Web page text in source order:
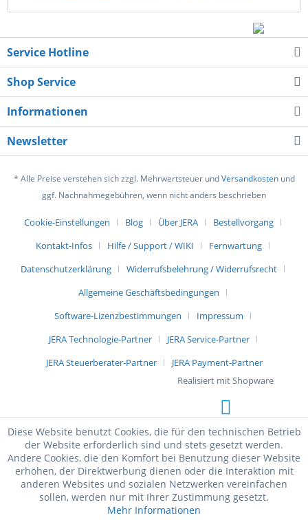
Service Hotline
Shop Service
Informationen
Newsletter
* Alle Preise verstehen sich zzgl. Mehrwertsteuer undVersandkostenund
ggf. Nachnahmegebühren, wenn nicht anders beschrieben
Cookie-Einstellungen Blog Über JERA
Bestellvorgang
Kontakt-Infos
Hilfe / Support / WIKI
Fernwartung
Datenschutzerklärung
Widerrufsbelehrung / Widerrufsrecht
Allgemeine Geschäftsbedingungen
Software-Lizenzbestimmungen
Impressum
JERA Technologie-Partner
JERA Service-Partner
JERA Steuerberater-Partner
JERA Payment-Partner
Realisiert mit Shopware
Diese Website benutzt Cookies, die für den technischen Betrieb
der Website erforderlich sind und stets gesetzt werden.
Andere Cookies, die den Komfort bei Benutzung dieser Website
erhöhen, der Direktwerbung dienen oder die Interaktion mit
anderen Websites und sozialen Netzwerken vereinfachen
sollen, werden nur mit Ihrer Zustimmung gesetzt.
Mehr Informationen